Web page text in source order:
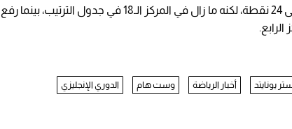
وبهذه النتيجة، رفع وست هام يونايتد رصيده إلى 24 نقطة، لكنه ما زال في المركز الـ18 في جدول الترتيب، بينما رفع
يونايتد أخبار الرياضة وست هام الدوري الإنجليزي